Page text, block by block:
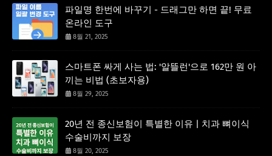
파일명 한번에 바꾸기 - 드래그만 하면 끝! 무료
온라인 도구
8월 21, 2025
스마트폰 싸게 사는 법: '알뜰런'으로 162만 원 아
끼는 비법 (초보자용)
8월 29, 2025
20년 전 종신보험이 특별한 이유 | 치과 뼈이식
수술비까지 보장
8월 20, 2025